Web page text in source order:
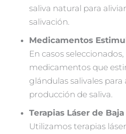
saliva natural para
salivación.
Medicamentos
En casos
medicamentos que
glándulas salivales
producción de saliva.
Terapias Láser de
Utilizamos terapias